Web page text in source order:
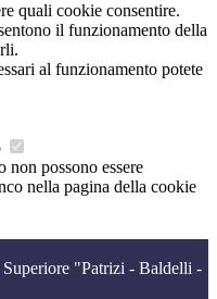
quali cookie consentire.
il funzionamento della
al funzionamento potete
non possono essere
nella pagina della cookie
"Patrizi - Baldelli -